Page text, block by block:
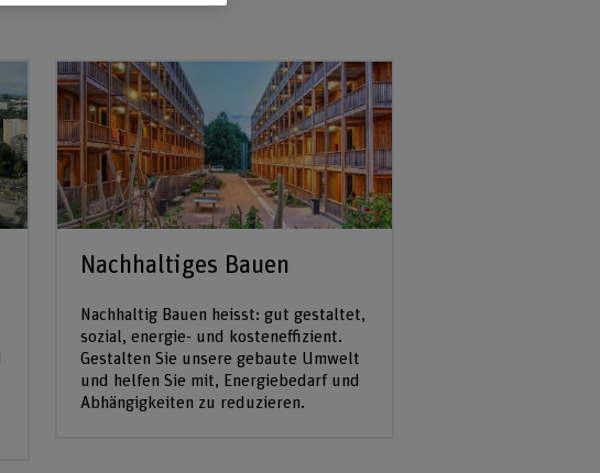
Nachhaltiges Bauen
Nachhaltig Bauen heisst: gut gestaltet,
sozial, energie- und kosteneffizient.
Gestalten Sie unsere gebaute Umwelt
und helfen Sie mit, Energiebedarf und
Abhängigkeiten zu reduzieren.